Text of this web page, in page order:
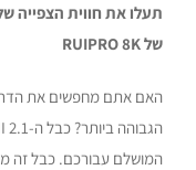
תעלו את חווית
שלRUIPRO 8K
האם אתם מחפשים את הדרך
המושלם עבורכם. כבל זה